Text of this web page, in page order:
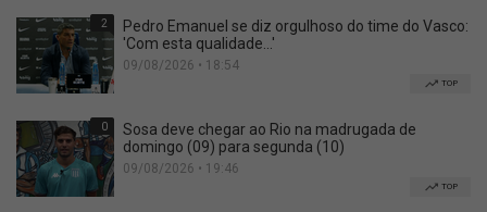
2
Pedro Emanuel se diz orgulhoso do time do Vasco:
'Com esta qualidade...'
09/08/2026 • 18:54
TOP
0
Sosa deve chegar ao Rio na madrugada de
domingo (09) para segunda (10)
09/08/2026 • 19:46
TOP